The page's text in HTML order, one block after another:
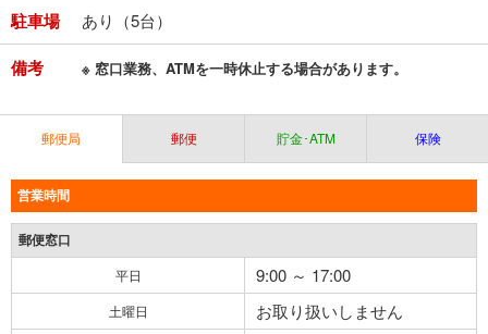
駐車場 あり（5台）
備考 ※ 窓口業務、ATMを一時休止する場合があります。
郵便局 郵便 貯金･ATM 保険
営業時間
郵便窓口
平日 9:00 ～ 17:00
土曜日 お取り扱いしません